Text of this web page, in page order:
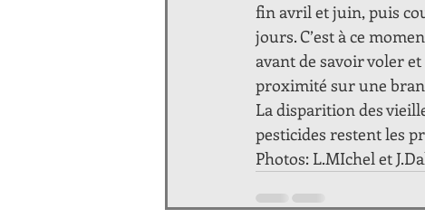
fin avril et juin, puis
jours. C’est à ce
avant de savoir voler
proximité sur une
La disparition des
pesticides restent les
Photos: L.MIchel et